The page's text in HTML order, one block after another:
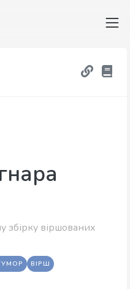
збірку віршованих
ВІРШ